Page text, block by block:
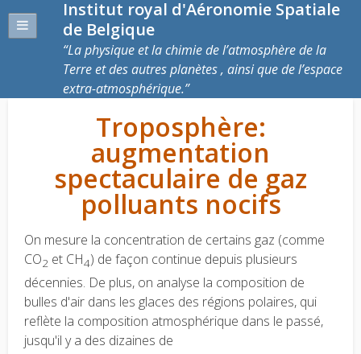
Institut royal d'Aéronomie Spatiale
de Belgique
La physique et la chimie de l’atmosphère de la
Terre et des autres planètes , ainsi que de l’espace
extra-atmosphérique.
Troposphère:
augmentation
spectaculaire de gaz
polluants nocifs
On mesure la concentration de certains gaz (comme
CO2 et CH4) de façon continue depuis plusieurs
décennies. De plus, on analyse la composition de
bulles d'air dans les glaces des régions polaires, qui
reflète la composition atmosphérique dans le passé,
jusqu'il y a des dizaines de